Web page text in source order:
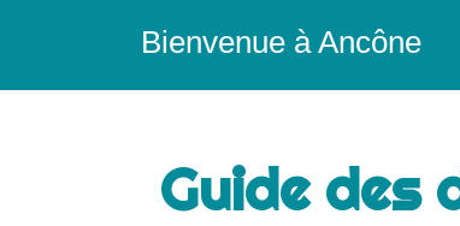
Bienvenue à Ancône
Guide des